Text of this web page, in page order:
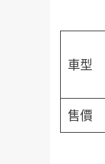
車型
售價